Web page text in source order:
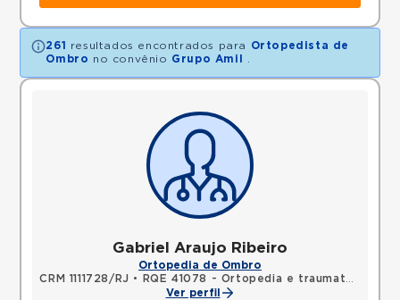
261 resultados encontrados para
Ortopedista de
Ombro no convênio Grupo Amil
Gabriel Araujo Ribeiro
Ortopedia de Ombro
CRM 1111728/RJ •
RQE 41078 - Ortopedia e traumatologia
Ver perfil